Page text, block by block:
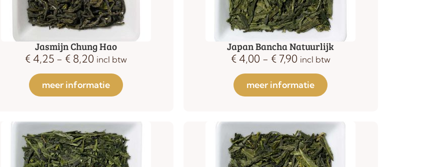
Jasmijn Chung Hao
€4,25 - € 8,20 incl btw
meer informatie
Japan Bancha Natuurlijk
€4,00 - €7,90 incl btw
meer informatie